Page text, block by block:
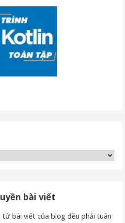
bài viết
từ bài viết của blog đều phải tuân